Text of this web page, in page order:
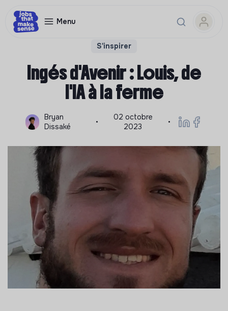
Menu
S'inspirer
Ingés d'Avenir : Louis, de
l'IA à la ferme
Bryan
Dissaké
•
02 octobre
2023
•